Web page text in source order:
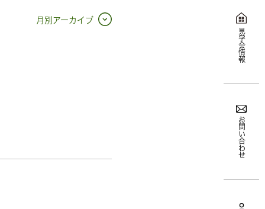
見学会情報
お問い合わせ
月別アーカイブ